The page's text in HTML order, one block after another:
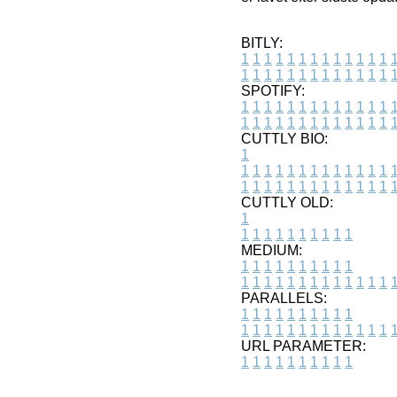
BITLY:
1 1 1 1 1 1 1 1 1 1 1 1 1 1
1 1 1 1 1 1 1 1 1 1 1 1 1 1
SPOTIFY:
1 1 1 1 1 1 1 1 1 1 1 1 1 1
1 1 1 1 1 1 1 1 1 1 1 1 1 1
CUTTLY BIO:
1
1 1 1 1 1 1 1 1 1 1 1 1 1 1
1 1 1 1 1 1 1 1 1 1 1 1 1 1
CUTTLY OLD:
1
1 1 1 1 1 1 1 1 1 1
MEDIUM:
1 1 1 1 1 1 1 1 1 1
1 1 1 1 1 1 1 1 1 1 1 1 1 1
PARALLELS:
1 1 1 1 1 1 1 1 1 1
1 1 1 1 1 1 1 1 1 1 1 1 1 1
URL PARAMETER:
1 1 1 1 1 1 1 1 1 1